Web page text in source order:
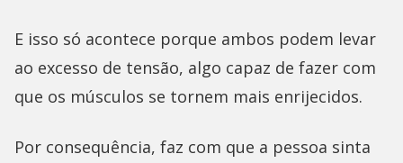
E isso só acontece porque ambos podem levar
ao excesso de tensão, algo capaz de fazer com
que os músculos se tornem mais enrijecidos.
Por consequência, faz com que a pessoa sinta